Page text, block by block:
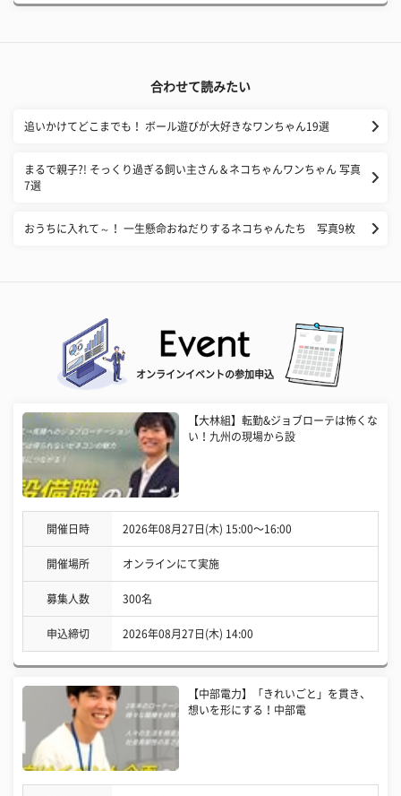
合わせて読みたい
追いかけてどこまでも！ ボール遊びが大好きなワンちゃん19選
まるで親子?! そっくり過ぎる飼い主さん＆ネコちゃんワンちゃん 写真
7選
おうちに入れて～！ 一生懸命おねだりするネコちゃんたち 写真9枚
オンラインイベントの参加申込
【大林組】転勤&ジョブローテは怖くな
い！九州の現場から設
開催日時 2026年08月27日(木) 15:00〜16:00
開催場所 オンラインにて実施
募集人数 300名
申込締切 2026年08月27日(木) 14:00
【中部電力】「きれいごと」を貫き、
想いを形にする！中部電